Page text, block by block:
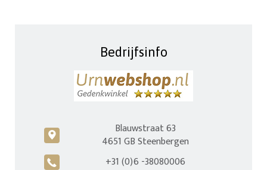
Bedrijfsinfo
c
Blauwstraat 63
4651 GB Steenbergen
A +31 (0)6 -38080006